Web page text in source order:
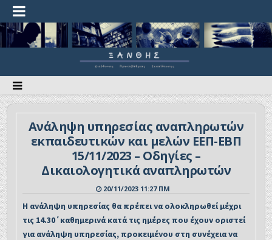
Ανάληψη υπηρεσίας αναπληρωτών
εκπαιδευτικών και μελών ΕΕΠ-ΕΒΠ
15/11/2023 – Οδηγίες –
Δικαιολογητικά αναπληρωτών
20/11/2023 11:27 ΠΜ
Η ανάληψη υπηρεσίας θα πρέπει να ολοκληρωθεί μέχρι
τις 14.30΄καθημερινά κατά τις ημέρες που έχουν οριστεί
για ανάληψη υπηρεσίας, προκειμένου στη συνέχεια να